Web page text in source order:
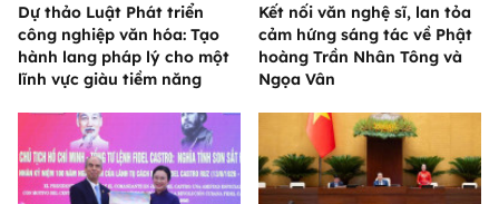
Dự thảo Luật Phát triển
công nghiệp văn hóa: Tạo
hành lang pháp lý cho một
lĩnh vực giàu tiềm năng
Kết nối văn nghệ sĩ, lan tỏa
cảm hứng sáng tác về Phật
hoàng Trần Nhân Tông và
Ngọa Vân